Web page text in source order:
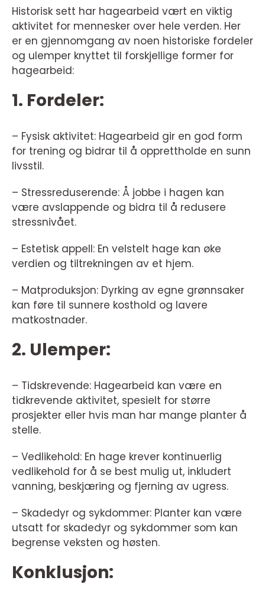
Historisk sett har hagearbeid vært en viktig
aktivitet for mennesker over hele verden. Her
er en gjennomgang av noen historiske fordeler
og ulemper knyttet til forskjellige former for
hagearbeid:
1. Fordeler:
– Fysisk aktivitet: Hagearbeid gir en god form
for trening og bidrar til å opprettholde en sunn
livsstil.
– Stressreduserende: Å jobbe i hagen kan
være avslappende og bidra til å redusere
stressnivået.
– Estetisk appell: En velstelt hage kan øke
verdien og tiltrekningen av et hjem.
– Matproduksjon: Dyrking av egne grønnsaker
kan føre til sunnere kosthold og lavere
matkostnader.
2. Ulemper:
– Tidskrevende: Hagearbeid kan være en
tidkrevende aktivitet, spesielt for større
prosjekter eller hvis man har mange planter å
stelle.
– Vedlikehold: En hage krever kontinuerlig
vedlikehold for å se best mulig ut, inkludert
vanning, beskjæring og fjerning av ugress.
– Skadedyr og sykdommer: Planter kan være
utsatt for skadedyr og sykdommer som kan
begrense veksten og høsten.
Konklusjon: